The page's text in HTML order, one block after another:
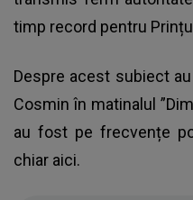
timp record pentru
Despre acest subiect
Cosmin în matinalul
au fost pe frecvențe
chiar aici.